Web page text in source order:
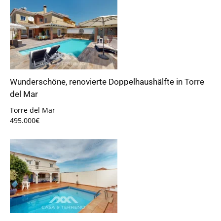
Wunderschöne, renovierte Doppelhaushälfte in Torre
del Mar
Torre del Mar
495.000€